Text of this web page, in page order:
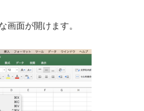
画面が開けます。